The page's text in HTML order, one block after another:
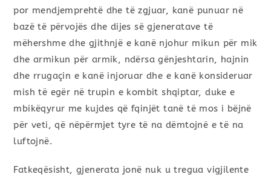
por mendjemprehtë dhe të zgjuar, kanë punuar në
bazë të përvojës dhe dijes së gjeneratave të
mëhershme dhe gjithnjë e kanë njohur mikun për mik
dhe armikun për armik, ndërsa gënjeshtarin, hajnin
dhe rrugaçin e kanë injoruar dhe e kanë konsideruar
mish të egër në trupin e kombit shqiptar, duke e
mbikëqyrur me kujdes që fqinjët tanë të mos i bëjnë
për veti, që nëpërmjet tyre të na dëmtojnë e të na
luftojnë.
Fatkeqësisht, gjenerata jonë nuk u tregua vigjilente